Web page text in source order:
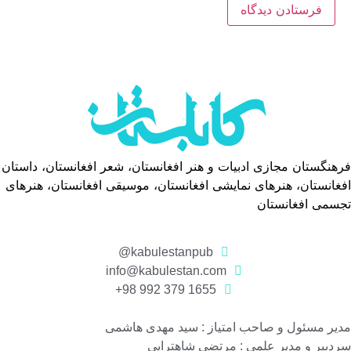
فرهنگستان مجازی ادبیات و هنر افغانستان، شعر افغانستان، داستان
افغانستان، هنرهای نمایشی افغانستان، موسیقی افغانستان، هنرهای
تجسمی افغانستان
kabulestanpub@
info@kabulestan.com
1655 379 992 98+
مدیر مسئول و صاحب امتیاز : سید مهدی هاشمی
سردبیر و مدیر علمی : مرتضی شاهترابی